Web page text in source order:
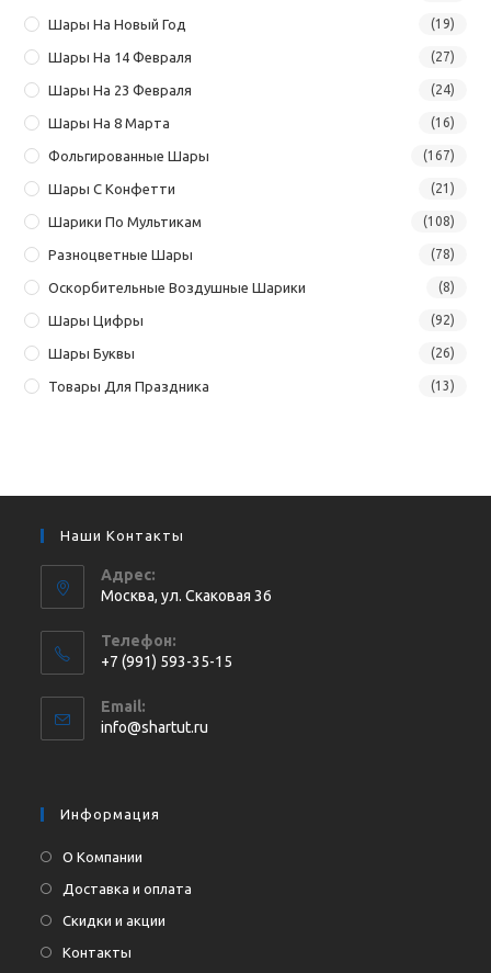
Шары На Новый Год (19)
Шары На 14 Февраля (27)
Шары На 23 Февраля (24)
Шары На 8 Марта (16)
Фольгированные Шары (167)
Шары С Конфетти (21)
Шарики По Мультикам (108)
Разноцветные Шары (78)
Оскорбительные Воздушные Шарики (8)
Шары Цифры (92)
Шары Буквы (26)
Товары Для Праздника (13)
Наши Контакты
Адрес:
Москва, ул. Cкаковая 36
Телефон:
+7 (991) 593-35-15
в
вашем
Email:
info@shartut.ru
Информация
О Компании
Доставка и оплата
Скидки и акции
Контакты